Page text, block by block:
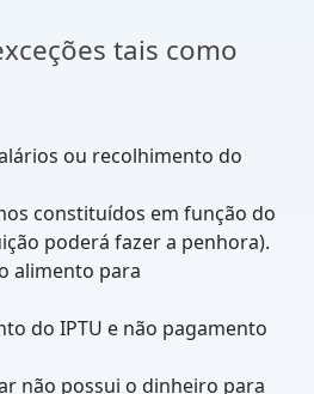
tais como
ou recolhimento do
constituídos em função do
poderá fazer a penhora).
alimento para
do IPTU e não pagamento
não possui o dinheiro para